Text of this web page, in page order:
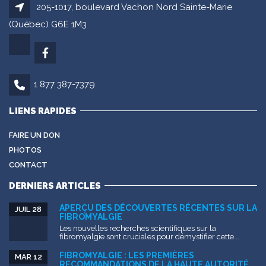
205-1017, boulevard Vachon Nord Sainte-Marie
(Québec) G6E 1M3
1 877 387-7379
LIENS RAPIDES
FAIRE UN DON
PHOTOS
CONTACT
DERNIERS ARTICLES
APERÇU DES DÉCOUVERTES RÉCENTES SUR LA
FIBROMYALGIE
JUIL 28
Les nouvelles recherches scientifiques sur la
fibromyalgie sont cruciales pour démystifier cette...
FIBROMYALGIE : LES PREMIÈRES
RECOMMANDATIONS DE LA HAUTE AUTORITÉ
MAR 12